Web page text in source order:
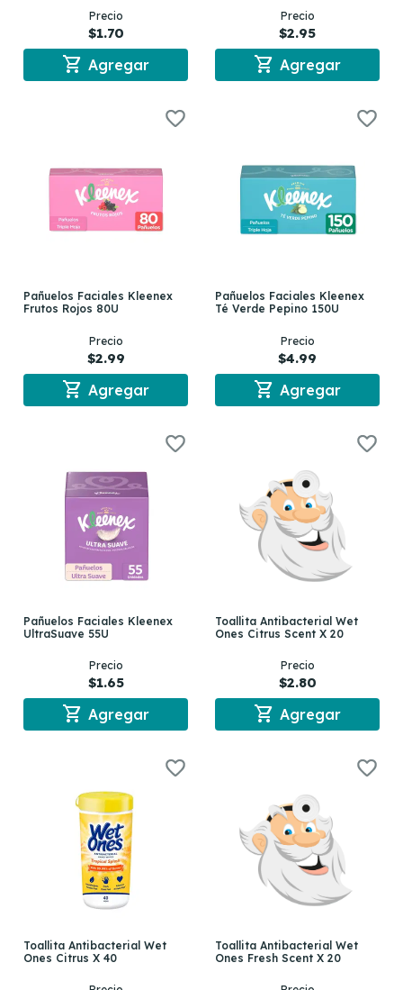
Precio
$1.70
shopping_cart Agregar
Precio
$2.95
shopping_cart Agregar
Pañuelos Faciales Kleenex
Frutos Rojos 80U
Precio
$2.99
shopping_cart Agregar
Pañuelos Faciales Kleenex
Té Verde Pepino 150U
Precio
$4.99
shopping_cart Agregar
Pañuelos Faciales Kleenex
UltraSuave 55U
Precio
$1.65
shopping_cart Agregar
Toallita Antibacterial Wet
Ones Citrus Scent X 20
Precio
$2.80
shopping_cart Agregar
Toallita Antibacterial Wet
Ones Citrus X 40
Toallita Antibacterial Wet
Ones Fresh Scent X 20